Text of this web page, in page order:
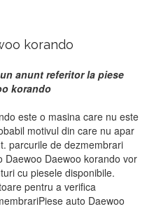
korando
anunt referitor la piese
korando
este o masina care nu este
motivul din care nu apar
parcurile de dezmembrari
Daewoo Daewoo korando vor
cu piesele disponibile.
pentru a verifica
auto Daewoo